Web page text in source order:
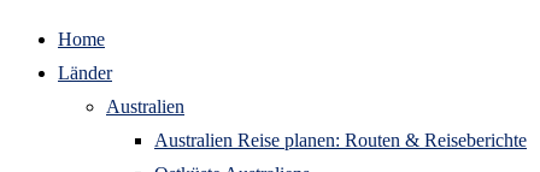
Home
Länder
Australien
Australien Reise planen: Routen & Reiseberichte